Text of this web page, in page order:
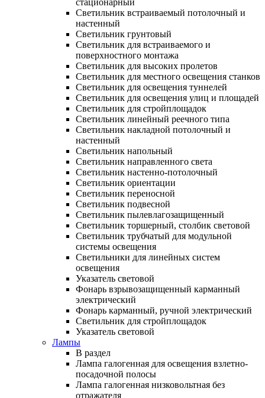
Светильник встраиваемый потолочный и
настенный
Светильник грунтовый
Светильник для встраиваемого и
поверхностного монтажа
Светильник для высоких пролетов
Светильник для местного освещения станков
Светильник для освещения туннелей
Светильник для освещения улиц и площадей
Светильник для стройплощадок
Светильник линейный реечного типа
Светильник накладной потолочный и
настенный
Светильник напольный
Светильник направленного света
Светильник настенно-потолочный
Светильник ориентации
Светильник переносной
Светильник подвесной
Светильник пылевлагозащищенный
Светильник торшерный, столбик световой
Светильник трубчатый для модульной
системы освещения
Светильники для линейных систем
освещения
Указатель световой
Фонарь взрывозащищенный карманный
электрический
Фонарь карманный, ручной электрический
Светильник для стройплощадок
Указатель световой
Лампы
В раздел
Лампа галогенная для освещения взлетно-
посадочной полосы
Лампа галогенная низковольтная без
отражателя